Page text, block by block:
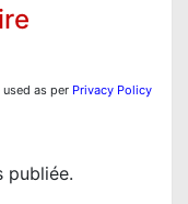
as per Privacy Policy
publiée.